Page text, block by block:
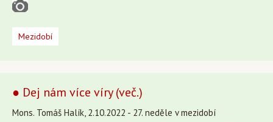
Mezidobí
● Dej nám více víry (več.)
Mons. Tomáš Halík, 2.10.2022 - 27. neděle v mezidobí